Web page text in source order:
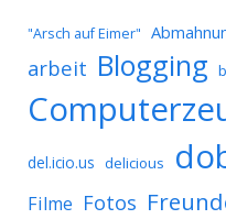
"Arsch auf Eimer"
arbeit Blogging
del.icio.us delicious
Filme Fotos